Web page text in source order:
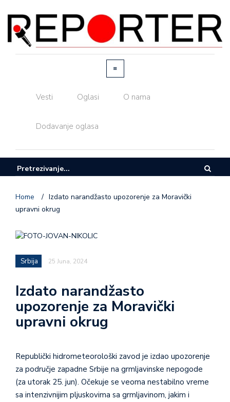
Vesti Oglasi O nama
Dodavanje oglasa
Home / Izdato narandžasto upozorenje za Moravički
upravni okrug
Srbija 25 Juna, 2024
Izdato narandžasto
upozorenje za Moravički
upravni okrug
Republički hidrometeorološki zavod je izdao upozorenje
za područje zapadne Srbije na grmljavinske nepogode
(za utorak 25. jun). Očekuje se veoma nestabilno vreme
sa intenzivnijim pljuskovima sa grmljavinom, jakim i